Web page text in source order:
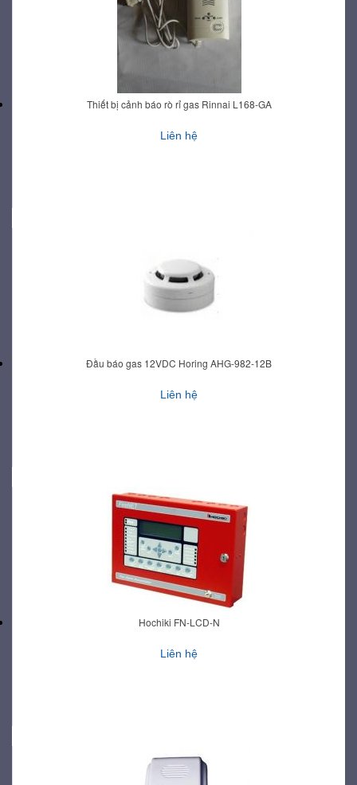
Thiết bị cảnh báo rò rỉ gas Rinnai L168-GA
Liên hệ
Đầu báo gas 12VDC Horing AHG-982-12B
Liên hệ
Hochiki FN-LCD-N
Liên hệ